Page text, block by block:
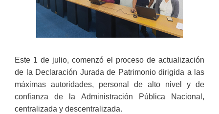
Este 1 de julio, comenzó el proceso de actualización
de la Declaración Jurada de Patrimonio dirigida a las
máximas autoridades, personal de alto nivel y de
confianza de la Administración Pública Nacional,
centralizada y descentralizada.